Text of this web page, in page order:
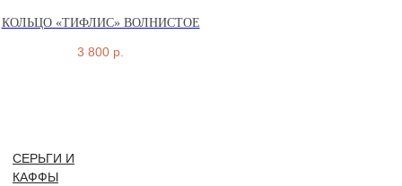
КОЛЬЦО «ТИФЛИС» ВОЛНИСТОЕ
3 800 р.